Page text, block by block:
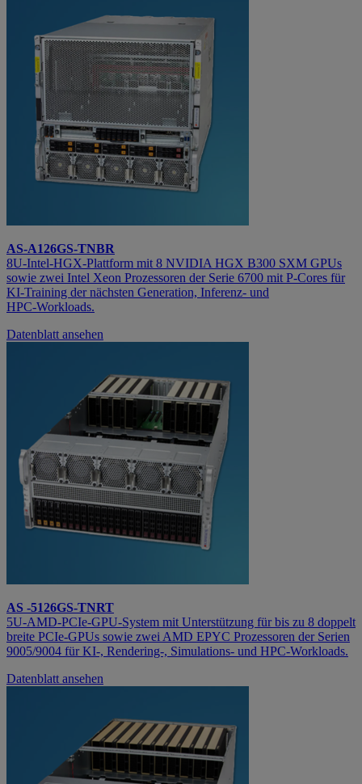
AS-A126GS-TNBR
8U‑Intel‑HGX‑Plattform mit 8 NVIDIA HGX B300 SXM GPUs
sowie zwei Intel Xeon Prozessoren der Serie 6700 mit P‑Cores für
KI‑Training der nächsten Generation, Inferenz‑ und
HPC‑Workloads.
Datenblatt ansehen
AS -5126GS-TNRT
5U‑AMD‑PCIe‑GPU‑System mit Unterstützung für bis zu 8 doppelt
breite PCIe‑GPUs sowie zwei AMD EPYC Prozessoren der Serien
9005/9004 für KI‑, Rendering‑, Simulations‑ und HPC‑Workloads.
Datenblatt ansehen